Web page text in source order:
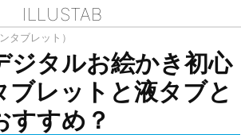
ILLUSTAB
タブレット）
ジタルお絵かき初心
ブレットと液タブと
すすめ？